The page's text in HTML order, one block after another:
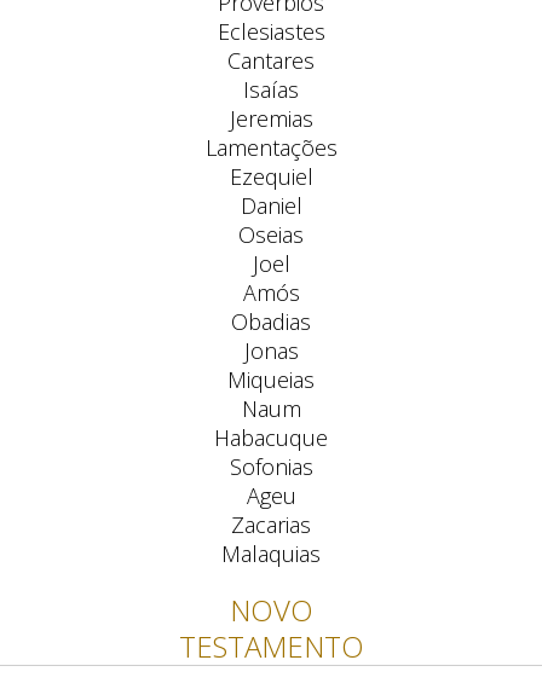
Eclesiastes
Cantares
Isaías
Jeremias
Lamentações
Ezequiel
Daniel
Oseias
Joel
Amós
Obadias
Jonas
Miqueias
Naum
Habacuque
Sofonias
Ageu
Zacarias
Malaquias
NOVO
TESTAMENTO